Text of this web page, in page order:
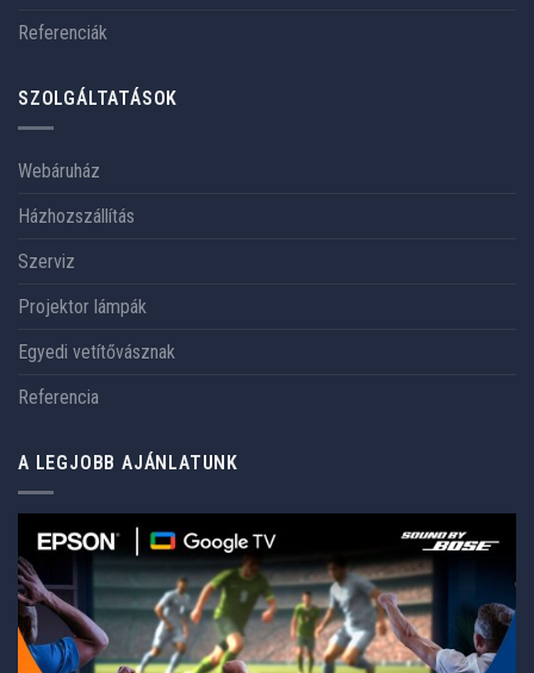
Referenciák
SZOLGÁLTATÁSOK
Webáruház
Házhozszállítás
Szerviz
Projektor lámpák
Egyedi vetítővásznak
Referencia
A LEGJOBB AJÁNLATUNK